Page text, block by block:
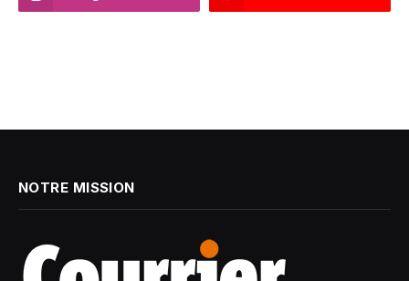
NOTRE MISSION